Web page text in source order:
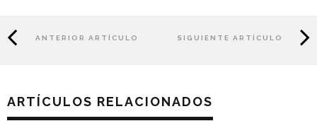
ANTERIOR ARTÍCULO SIGUIENTE ARTÍCULO
ARTÍCULOS RELACIONADOS